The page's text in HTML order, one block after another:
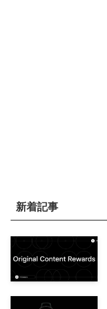
新着記事